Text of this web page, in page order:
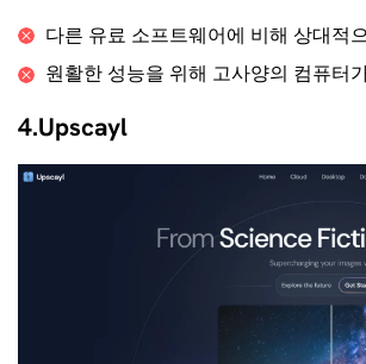
다른 유료 소프트웨어에 비해 상대적
원활한 성능을 위해 고사양의 컴퓨터
4.Upscayl